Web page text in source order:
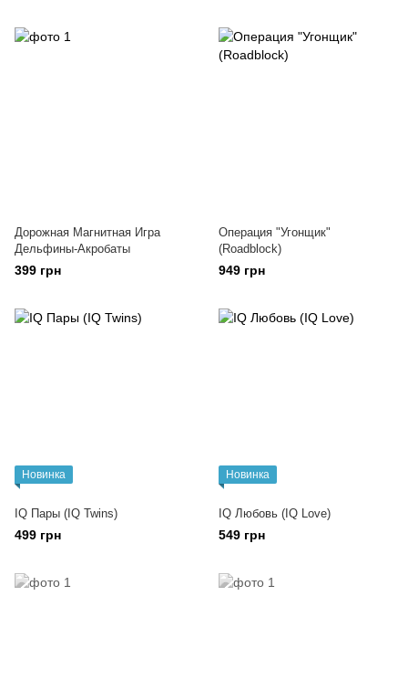
Дорожная Магнитная Игра
Дельфины-Акробаты
399 грн
Операция "Угонщик"
(Roadblock)
949 грн
Новинка
IQ Пары (IQ Twins)
499 грн
Новинка
IQ Любовь (IQ Love)
549 грн